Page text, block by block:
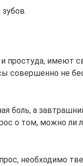
зубов
простуда, имеют
совершенно не
боль, а
о том, можно ли
необходимо